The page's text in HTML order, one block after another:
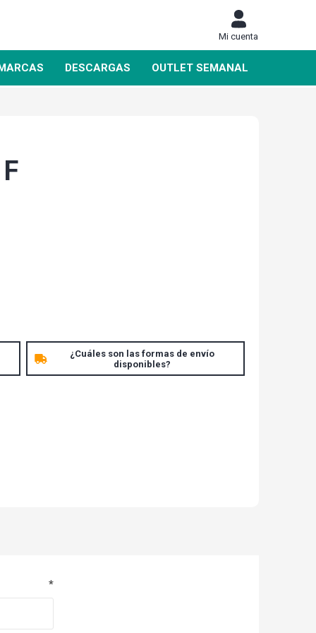
Mi cuenta
DESCARGAS OUTLET SEMANAL
¿Cuáles son las formas de envío
disponibles?
*